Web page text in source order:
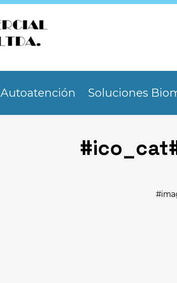
Soluciones
#ico_cat#